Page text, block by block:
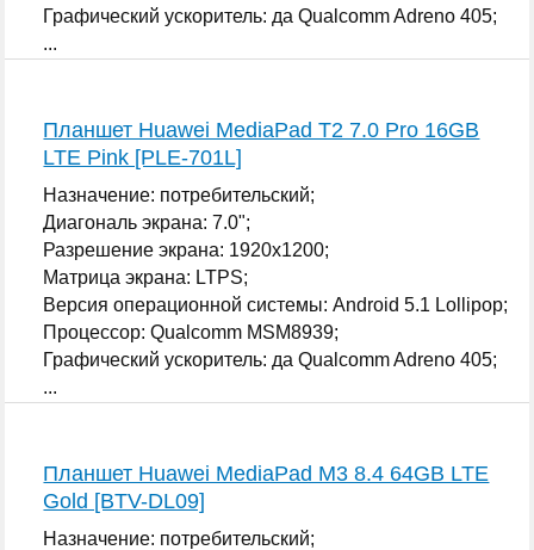
Графический ускоритель: да Qualcomm Adreno 405;
...
Планшет Huawei MediaPad T2 7.0 Pro 16GB
LTE Pink [PLE-701L]
Назначение: потребительский;
Диагональ экрана: 7.0";
Разрешение экрана: 1920x1200;
Матрица экрана: LTPS;
Версия операционной системы: Android 5.1 Lollipop;
Процессор: Qualcomm MSM8939;
Графический ускоритель: да Qualcomm Adreno 405;
...
Планшет Huawei MediaPad M3 8.4 64GB LTE
Gold [BTV-DL09]
Назначение: потребительский;